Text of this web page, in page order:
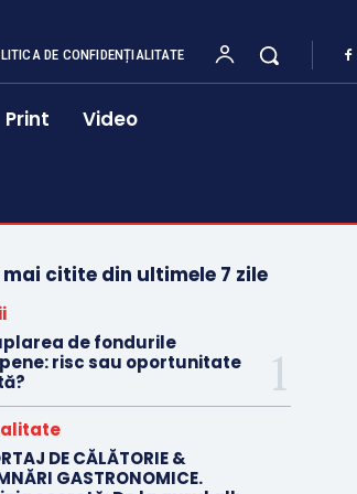
DE CONFIDENȚIALITATE
Print Video
mai citite din ultimele 7 zile
de fondurile
risc sau oportunitate
DE CĂLĂTORIE &
GASTRONOMICE.